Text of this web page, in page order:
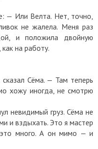
— Или Велта. Нет, точно,
не жалела. Меня раз
и положила двойную
на работу.
Сёма. — Там теперь
хожу иногда, не смотрю
невидимый груз. Сёма не
и вздыхать. Это я мастер
это много. А он мимо — и